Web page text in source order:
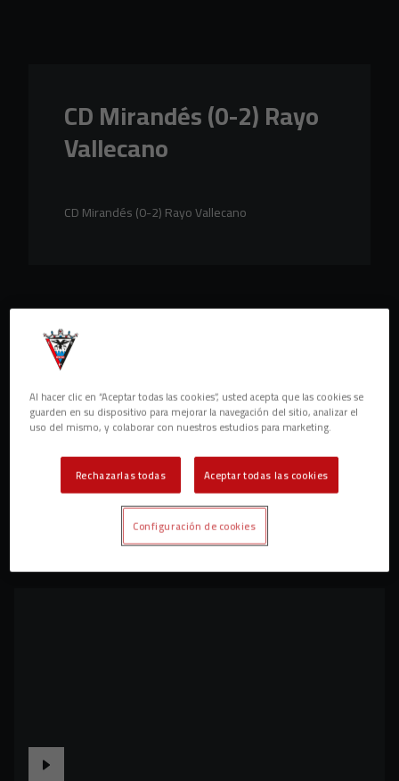
CD Mirandés (0-2) Rayo
Vallecano
CD Mirandés (0-2) Rayo Vallecano
Al hacer clic en “Aceptar todas las cookies”, usted acepta que las cookies se
guarden en su dispositivo para mejorar la navegación del sitio, analizar el
uso del mismo, y colaborar con nuestros estudios para marketing.
Rechazarlas todas Aceptar todas las cookies
Configuración de cookies